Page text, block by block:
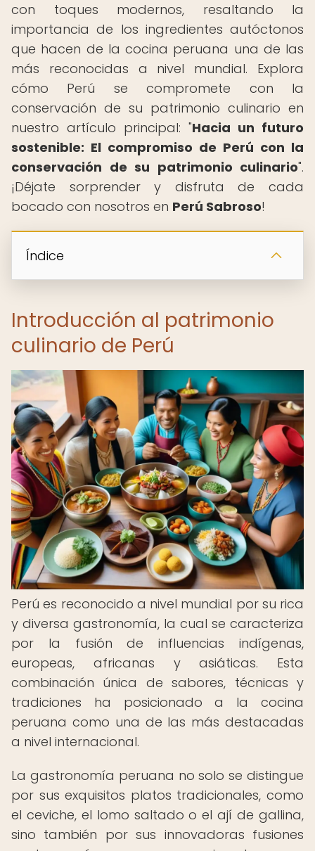
con toques modernos, resaltando la
importancia de los ingredientes autóctonos
que hacen de la cocina peruana una de las
más reconocidas a nivel mundial. Explora
cómo Perú se compromete con la
conservación de su patrimonio culinario en
nuestro artículo principal: "Hacia un futuro
sostenible: El compromiso de Perú con la
conservación de su patrimonio culinario".
¡Déjate sorprender y disfruta de cada
bocado con nosotros en Perú Sabroso!
Índice
Introducción al patrimonio
culinario de Perú
Perú es reconocido a nivel mundial por su rica
y diversa gastronomía, la cual se caracteriza
por la fusión de influencias indígenas,
europeas, africanas y asiáticas. Esta
combinación única de sabores, técnicas y
tradiciones ha posicionado a la cocina
peruana como una de las más destacadas
a nivel internacional.
La gastronomía peruana no solo se distingue
por sus exquisitos platos tradicionales, como
el ceviche, el lomo saltado o el ají de gallina,
sino también por sus innovadoras fusiones